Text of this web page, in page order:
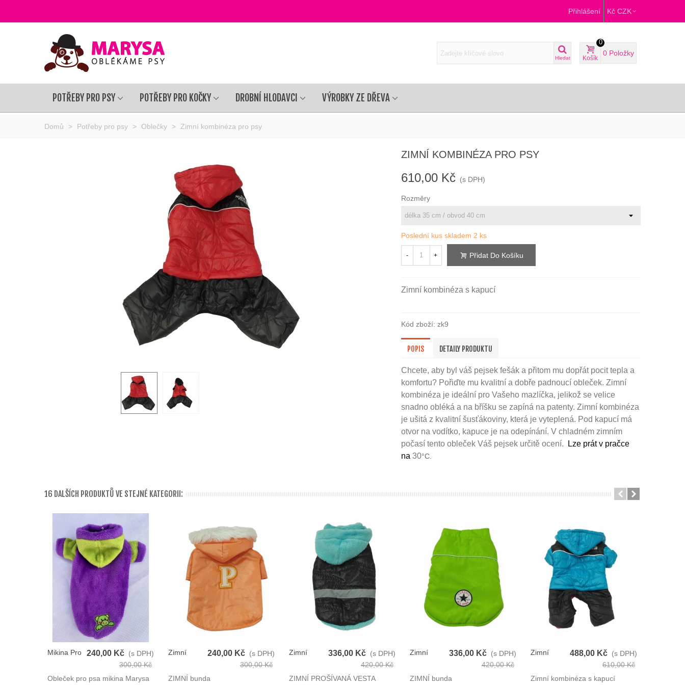
Přihlášení Kč CZK
Hledat Košík
0
0 Položky
POTŘEBY PRO PSY POTŘEBY PRO KOČKY DROBNÍ HLODAVCI VÝROBKY ZE DŘEVA
Domů > Potřeby pro psy > Oblečky > Zimní kombinéza pro psy
ZIMNÍ KOMBINÉZA PRO PSY
610,00 Kč (s DPH)
Rozměry
Poslední kus skladem 2 ks
- + Přidat Do Košíku
Zimní kombinéza s kapucí
Kód zboží: zk9
POPIS DETAILY PRODUKTU
Chcete, aby byl váš pejsek fešák a přitom mu dopřát pocit tepla a
komfortu? Pořiďte mu kvalitní a dobře padnoucí obleček. Zimní
kombinéza je ideální pro Vašeho mazlíčka, jelikož se velice
snadno obléká a na bříšku se zapíná na patenty. Zimní kombinéza
je ušitá z kvalitní šusťákoviny, která je vyteplená. Pod kapucí má
otvor na vodítko, kapuce je na odepínání. V chladném zimním
počasí tento obleček Váš pejsek určitě ocení.
Lze prát v pračce
na 30°C.
16 DALŠÍCH PRODUKTŮ VE STEJNÉ KATEGORII:
Mikina Pro
240,00 Kč (s DPH)
300,00 Kč
Obleček pro psa mikina Marysa
Zimní
240,00 Kč (s DPH)
300,00 Kč
ZIMNÍ bunda
Zimní
Vesta Pro
336,00 Kč (s DPH)
420,00 Kč
ZIMNÍ PROŠÍVANÁ VESTA
Zimní
336,00 Kč (s DPH)
420,00 Kč
ZIMNÍ bunda
Zimní
488,00 Kč (s DPH)
610,00 Kč
Zimní kombinéza s kapucí